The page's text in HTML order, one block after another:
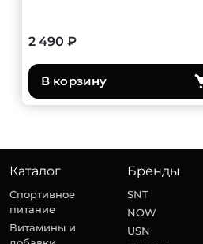
2 490 ₽
В корзину
Каталог
Спортивное
питание
Витамины и
Бренды
SNT
NOW
USN